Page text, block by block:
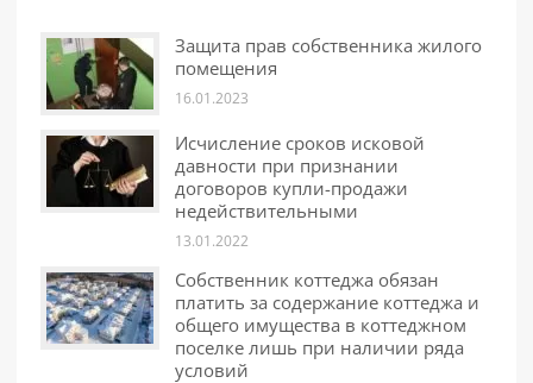
Защита прав собственника жилого
помещения
16.01.2023
Исчисление сроков исковой
давности при признании
договоров купли-продажи
недействительными
13.01.2022
Собственник коттеджа обязан
платить за содержание коттеджа и
общего имущества в коттеджном
поселке лишь при наличии ряда
условий